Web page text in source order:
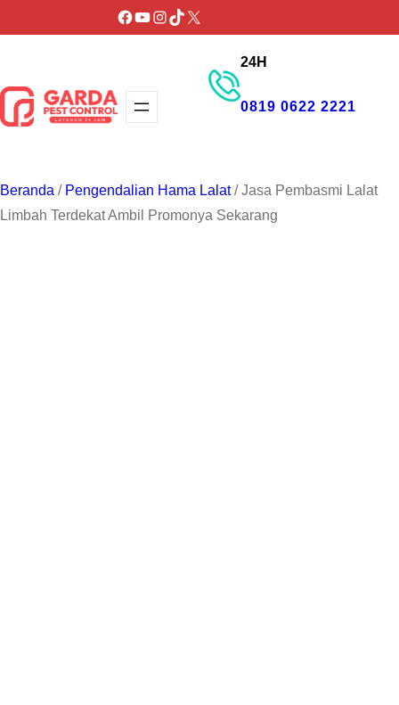
ke
Facebook
YouTube
Instagram
TikTok
X
24H
0819 0622 2221
Beranda / Pengendalian Hama Lalat/ Jasa Pembasmi Lalat
Limbah Terdekat Ambil Promonya Sekarang